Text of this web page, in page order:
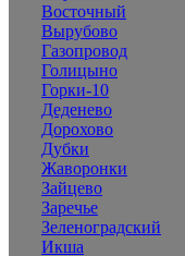
Восточный
Вырубово
Газопровод
Голицыно
Горки-10
Деденево
Дорохово
Дубки
Жаворонки
Зайцево
Заречье
Зеленоградский
Икша